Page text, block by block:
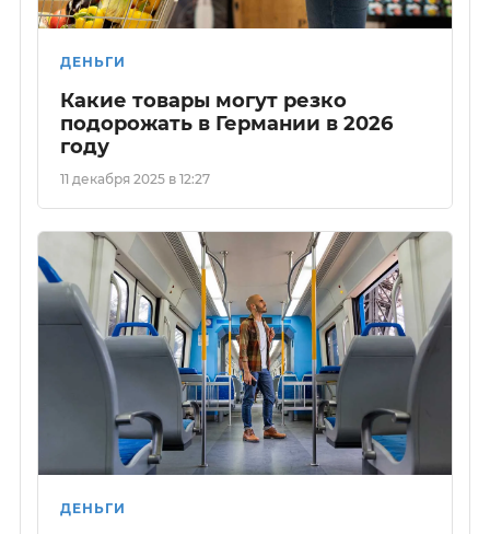
ДЕНЬГИ
Какие товары могут резко
подорожать в Германии в 2026
году
11 декабря 2025 в 12:27
ДЕНЬГИ